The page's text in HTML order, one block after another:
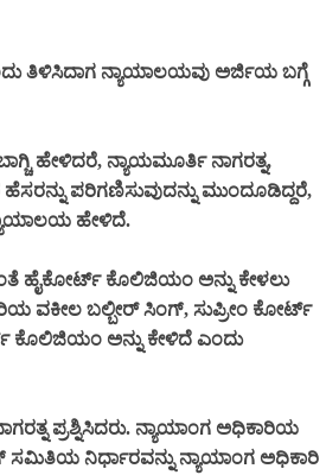
ತಿಳಿಸಿದಾಗ ನ್ಯಾಯಾಲಯವು ಅರ್ಜಿಯ ಬಗ್ಗೆ
ಹೇಳಿದರೆ, ನ್ಯಾಯಮೂರ್ತಿ ನಾಗರತ್ನ,
ಪರಿಗಣಿಸುವುದನ್ನು ಮುಂದೂಡಿದ್ದರೆ,
ಹೇಳಿದೆ.
ಹೈಕೋರ್ಟ್ ಕೊಲಿಜಿಯಂ ಅನ್ನು ಕೇಳಲು
ವಕೀಲ ಬಲ್ಬೀರ್ ಸಿಂಗ್, ಸುಪ್ರೀಂ ಕೋರ್ಟ್
ಕೊಲಿಜಿಯಂ ಅನ್ನು ಕೇಳಿದೆ ಎಂದು
ಪ್ರಶ್ನಿಸಿದರು. ನ್ಯಾಯಾಂಗ ಅಧಿಕಾರಿಯ
ಸಮಿತಿಯ ನಿರ್ಧಾರವನ್ನು ನ್ಯಾಯಾಂಗ ಅಧಿಕಾರಿ